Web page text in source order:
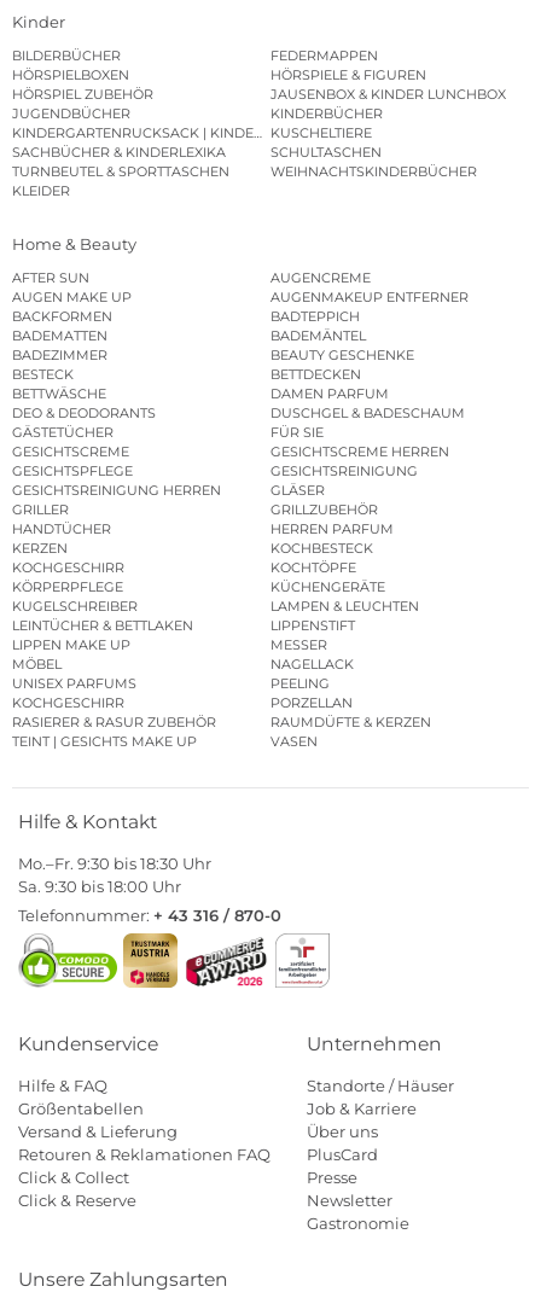
Kinder
BILDERBÜCHER
FEDERMAPPEN
HÖRSPIELBOXEN
HÖRSPIELE & FIGUREN
HÖRSPIEL ZUBEHÖR
JAUSENBOX & KINDER LUNCHBOX
JUGENDBÜCHER
KINDERBÜCHER
KINDERGARTENRUCKSACK | KINDERGARTENBEUTEL
KUSCHELTIERE
SACHBÜCHER & KINDERLEXIKA
SCHULTASCHEN
TURNBEUTEL & SPORTTASCHEN
WEIHNACHTSKINDERBÜCHER
KLEIDER
Home & Beauty
AFTER SUN
AUGENCREME
AUGEN MAKE UP
AUGENMAKEUP ENTFERNER
BACKFORMEN
BADTEPPICH
BADEMATTEN
BADEMÄNTEL
BADEZIMMER
BEAUTY GESCHENKE
BESTECK
BETTDECKEN
BETTWÄSCHE
DAMEN PARFUM
DEO & DEODORANTS
DUSCHGEL & BADESCHAUM
GÄSTETÜCHER
FÜR SIE
GESICHTSCREME
GESICHTSCREME HERREN
GESICHTSPFLEGE
GESICHTSREINIGUNG
GESICHTSREINIGUNG HERREN
GLÄSER
GRILLER
GRILLZUBEHÖR
HANDTÜCHER
HERREN PARFUM
KERZEN
KOCHBESTECK
KOCHGESCHIRR
KOCHTÖPFE
KÖRPERPFLEGE
KÜCHENGERÄTE
KUGELSCHREIBER
LAMPEN & LEUCHTEN
LEINTÜCHER & BETTLAKEN
LIPPENSTIFT
LIPPEN MAKE UP
MESSER
MÖBEL
NAGELLACK
UNISEX PARFUMS
PEELING
KOCHGESCHIRR
PORZELLAN
RASIERER & RASUR ZUBEHÖR
RAUMDÜFTE & KERZEN
TEINT | GESICHTS MAKE UP
VASEN
Hilfe & Kontakt
Mo.–Fr. 9:30 bis 18:30 Uhr
Sa. 9:30 bis 18:00 Uhr
Telefonnummer: + 43 316 / 870-0
Kundenservice
Hilfe & FAQ
Größentabellen
Versand & Lieferung
Retouren & Reklamationen FAQ
Click & Collect
Click & Reserve
Unternehmen
Standorte / Häuser
Job & Karriere
Über uns
PlusCard
Presse
Newsletter
Gastronomie
Unsere Zahlungsarten